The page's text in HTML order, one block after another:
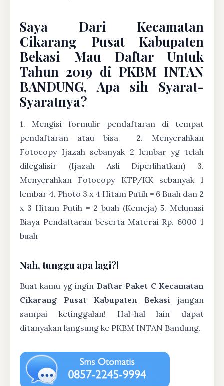
Saya Dari Kecamatan
Cikarang Pusat Kabupaten
Bekasi Mau Daftar Untuk
Tahun 2019 di PKBM INTAN
BANDUNG, Apa sih Syarat-
Syaratnya?
1. Mengisi formulir pendaftaran di tempat
pendaftaran atau bisa
2. Menyerahkan
Fotocopy Ijazah sebanyak 2 lembar yg telah
dilegalisir (Ijazah Asli Diperlihatkan) 3.
Menyerahkan Fotocopy KTP/KK sebanyak 1
lembar 4. Photo 3 x 4 Hitam Putih = 6 Buah dan 2
x 3 Hitam Putih = 2 buah (Kemeja) 5. Melunasi
Biaya Pendaftaran beserta Materai Rp. 6000 1
buah
Nah, tunggu apa lagi?!
Buat kamu yg ingin Daftar Paket C Kecamatan
Cikarang Pusat Kabupaten Bekasi jangan
sampai ketinggalan! Hal-hal lain dapat
ditanyakan langsung ke PKBM INTAN Bandung.